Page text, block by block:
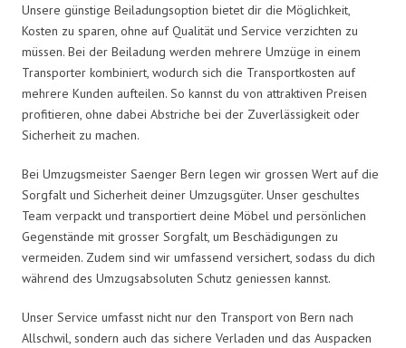
Unsere günstige Beiladungsoption bietet dir die Möglichkeit,
Kosten zu sparen, ohne auf Qualität und Service verzichten zu
müssen. Bei der Beiladung werden mehrere Umzüge in einem
Transporter kombiniert, wodurch sich die Transportkosten auf
mehrere Kunden aufteilen. So kannst du von attraktiven Preisen
profitieren, ohne dabei Abstriche bei der Zuverlässigkeit oder
Sicherheit zu machen.
Bei Umzugsmeister Saenger Bern legen wir grossen Wert auf die
Sorgfalt und Sicherheit deiner Umzugsgüter. Unser geschultes
Team verpackt und transportiert deine Möbel und persönlichen
Gegenstände mit grosser Sorgfalt, um Beschädigungen zu
vermeiden. Zudem sind wir umfassend versichert, sodass du dich
während des Umzugsabsoluten Schutz geniessen kannst.
Unser Service umfasst nicht nur den Transport von Bern nach
Allschwil, sondern auch das sichere Verladen und das Auspacken